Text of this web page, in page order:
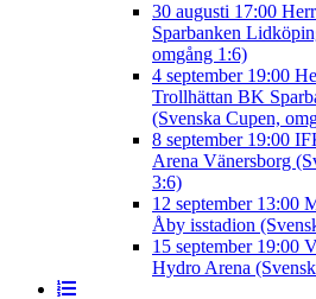
30 augusti 17:00
Sparbanken
omgång 1:6)
4 september 19:00
Trollhättan BK
(Svenska Cupen,
8 september 19:00
Arena Vänersborg
3:6)
12 september 13:00
Åby isstadion
15 september 19:00
Hydro Arena